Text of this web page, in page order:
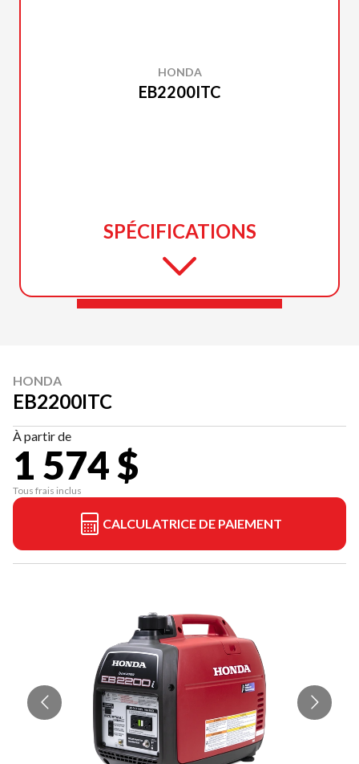
HONDA
EB2200ITC
SPÉCIFICATIONS
HONDA
EB2200ITC
À partir de
1 574 $
Tous frais inclus
CALCULATRICE DE PAIEMENT